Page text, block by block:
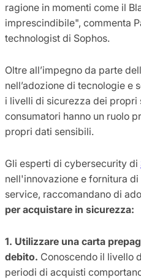
ragione in momenti come il
imprescindibile", commenta
technologist di Sophos.
Oltre all’impegno da parte
nell’adozione di tecnologie
i livelli di sicurezza dei propri
consumatori hanno un ruolo
propri dati sensibili.
Gli esperti di cybersecurity di
nell'innovazione e fornitura
service, raccomandano di
per acquistare in sicurezza:
1. Utilizzare una carta
debito. Conoscendo il livello
periodi di acquisti